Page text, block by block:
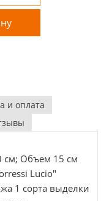
и оплата
см; Объем 15 см
Lucio"
1 сорта выделки